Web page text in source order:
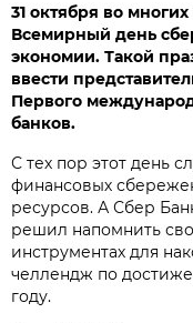
31 октября во
Всемирный день
экономии. Такой
ввести
Первого
банков.
С тех пор этот день
финансовых
ресурсов. А Сбер
решил напомнить
инструментах для
челлендж по
году.